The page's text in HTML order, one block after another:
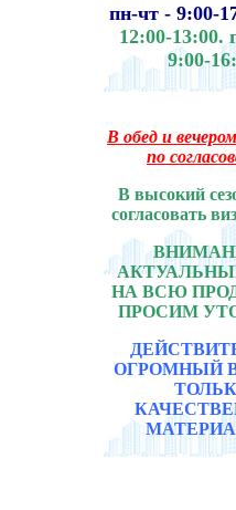
пн-чт - 9:00-
12:00-13:00.
9:00-
В обед и
по
В высокий
согласовать
НА ВСЮ
ПРОСИМ
ОГРОМНЫЙ